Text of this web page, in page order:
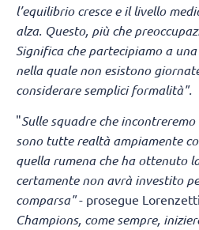
l’equilibrio cresce e il livello
alza. Questo, più che
Significa che partecipiamo a
nella quale non esistono
considerare semplici formalità".
"Sulle squadre che incontreremo
sono tutte realtà ampiamente
quella rumena che ha ottenuto
certamente non avrà investito
comparsa"- prosegue
Champions, come sempre,